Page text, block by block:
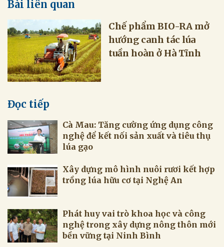
Bài liên quan
Chế phẩm BIO-RA mở
hướng canh tác lúa
tuần hoàn ở Hà Tĩnh
Đọc tiếp
Cà Mau: Tăng cường ứng dụng công
nghệ để kết nối sản xuất và tiêu thụ
lúa gạo
Xây dựng mô hình nuôi rươi kết hợp
trồng lúa hữu cơ tại Nghệ An
Phát huy vai trò khoa học và công
nghệ trong xây dựng nông thôn mới
bền vững tại Ninh Bình